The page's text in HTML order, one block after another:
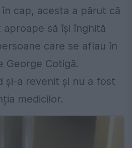
cap, acesta a părut că
să își înghită
care se aflau în
George Cotigă.
și-a revenit și nu a fost
medicilor.